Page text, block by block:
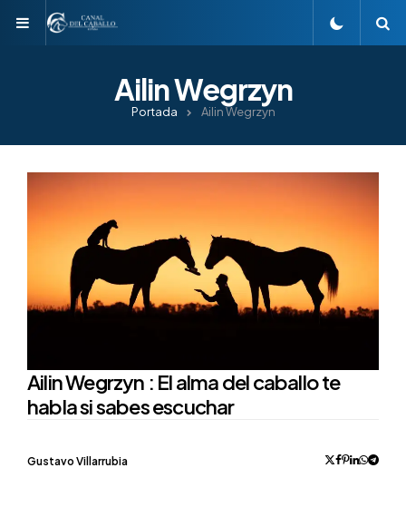
Menu
Ailin Wegrzyn
Portada Ailin Wegrzyn
Ailin Wegrzyn : El alma del caballo te
habla si sabes escuchar
Posted
Gustavo Villarrubia